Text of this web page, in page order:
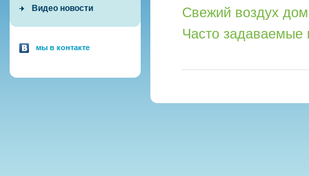
Видео новости
мы в контакте
Свежий воздух
Часто задаваемые